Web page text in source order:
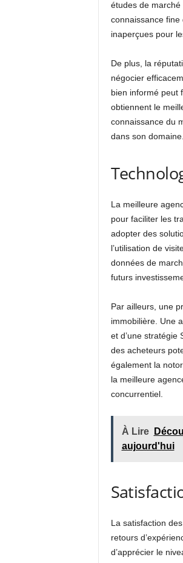
études de
connaissance
inaperçues pour
De plus, la
négocier
bien informé peut
obtiennent le
connaissance du
dans son domaine.
La meilleure
pour faciliter les
adopter des
l’utilisation de
données de
futurs
Par ailleurs, une
immobilière. Une
et d’une stratégie
des acheteurs
également la
la meilleure
concurrentiel.
À Lire
aujourd'hui
La satisfaction
retours
d’apprécier le